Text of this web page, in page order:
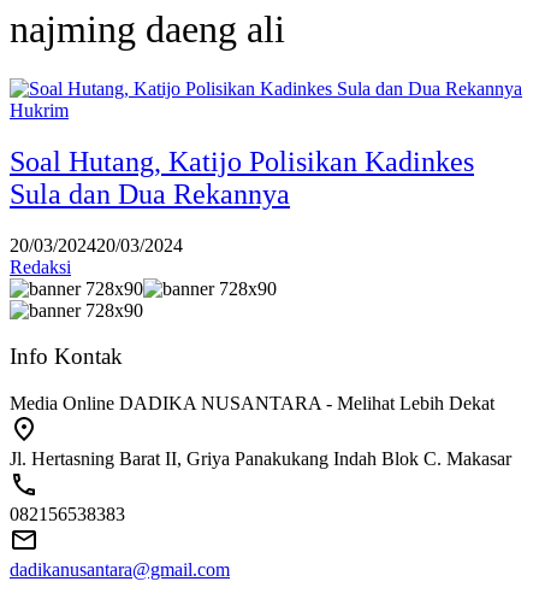
najming daeng ali
Hukrim
Soal Hutang, Katijo Polisikan Kadinkes
Sula dan Dua Rekannya
20/03/202420/03/2024
Redaksi
Info Kontak
Media Online DADIKA NUSANTARA - Melihat Lebih Dekat
Jl. Hertasning Barat II, Griya Panakukang Indah Blok C. Makasar
082156538383
dadikanusantara@gmail.com